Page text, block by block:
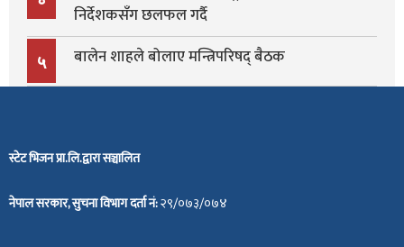
निर्देशकसँग छलफल गर्दै
५ बालेन शाहले बोलाए मन्त्रिपरिषद् बैठक
स्टेट भिजन प्रा.लि.द्वारा सञ्चालित
नेपाल सरकार, सुचना विभाग दर्ता नं:२९/०७३/०७४